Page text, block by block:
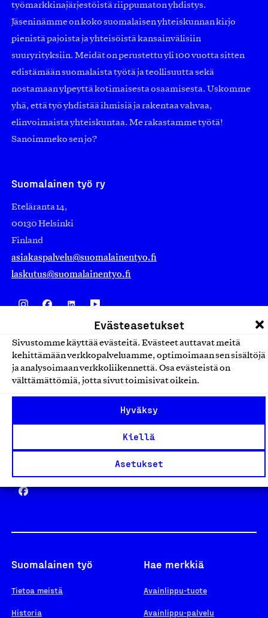
Evästeasetukset
Sivustomme käyttää evästeitä. Evästeet auttavat meitä
kehittämään verkkopalveluamme, optimoimaan sen sisältöjä
ja analysoimaan verkkoliikennettä. Osa evästeistä on
välttämättömiä, jotta sivut toimisivat oikein.
Hyväksy
Kiellä
Asetukset
työmarkkinajärjestöistä riippumaton yhdistys.
Jäseninämme on koko suomalaisen yhteiskunnan kirjo
pienistä pajoista ja yhteisöistä kansainvälisiin
suuryrityksiin. Meidät on perustettu yli 100 vuotta sitten
edistämään suomalaista työtä ja teollisuutta sekä
nostamaan ylpeyttä kotimaisesta osaamisesta. Uskomme
yhä, että työ yhdistää ihmisiä ja rakentaa vahvaa,
elinvoimaista yhteiskuntaa. Me rakastamme työtä!
Sanoimmeko sen jo?
Suomalainen työ ry
Eteläranta 14,
00130 Helsinki
Finland
asiakaspalvelu@suomalainentyo.fi
laskutus@suomalainentyo.fi
Avainlippu
Yhteiskunnallinen Yritys -merkki
Suomalainen työ
Tietoa meistä
Historia
Hae merkkiä
Avainlippu-tuote
Avainlippu-palvelu